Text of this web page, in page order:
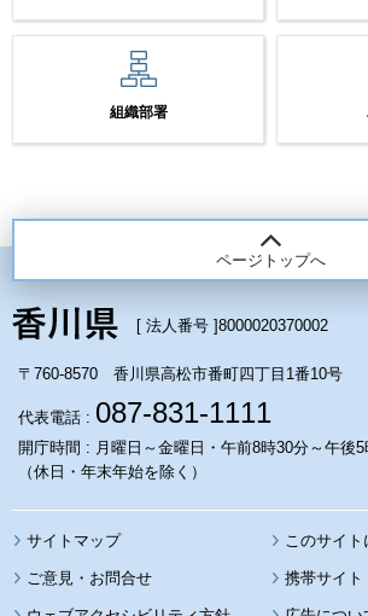
組織部署
ページトップへ
[ 法人番号 ]8000020370002
〒760-8570 香川県高松市番町四丁目1番10号
代表電話 : 087-831-1111
開庁時間 : 月曜日～金曜日・午前8時30分～午後5
（休日・年末年始を除く）
サイトマップ このサイト
携帯サイト